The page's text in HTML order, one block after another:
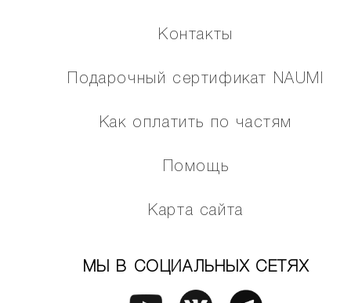
Контакты
Подарочный сертификат NAUMI
Как оплатить по частям
Помощь
Карта сайта
МЫ В СОЦИАЛЬНЫХ СЕТЯХ